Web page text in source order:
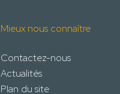
Mieux nous connaître
Contactez-nous
Actualités
Plan du site